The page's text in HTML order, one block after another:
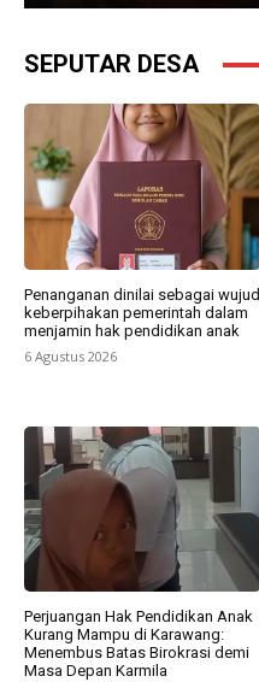
SEPUTAR DESA
Penanganan dinilai sebagai wujud
keberpihakan pemerintah dalam
menjamin hak pendidikan anak
6 Agustus 2026
Perjuangan Hak Pendidikan Anak
Kurang Mampu di Karawang:
Menembus Batas Birokrasi demi
Masa Depan Karmila